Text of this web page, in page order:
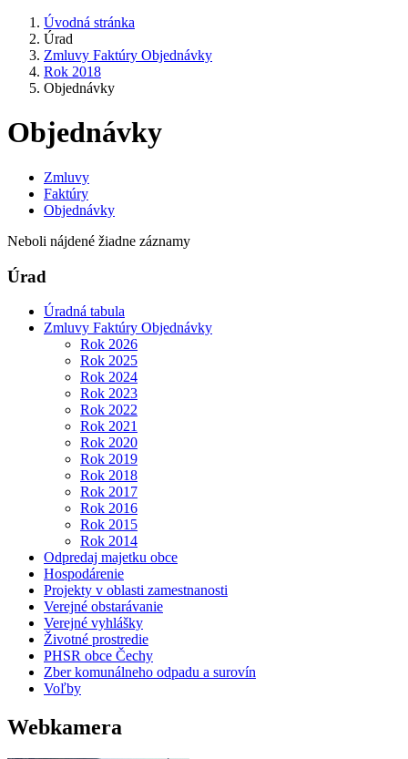
Úvodná stránka
Úrad
Zmluvy Faktúry Objednávky
Rok 2018
Objednávky
Objednávky
Zmluvy
Faktúry
Objednávky
Neboli nájdené žiadne záznamy
Úrad
Úradná tabula
Zmluvy Faktúry Objednávky
Rok 2026
Rok 2025
Rok 2024
Rok 2023
Rok 2022
Rok 2021
Rok 2020
Rok 2019
Rok 2018
Rok 2017
Rok 2016
Rok 2015
Rok 2014
Odpredaj majetku obce
Hospodárenie
Projekty v oblasti zamestnanosti
Verejné obstarávanie
Verejné vyhlášky
Životné prostredie
PHSR obce Čechy
Zber komunálneho odpadu a surovín
Voľby
Webkamera